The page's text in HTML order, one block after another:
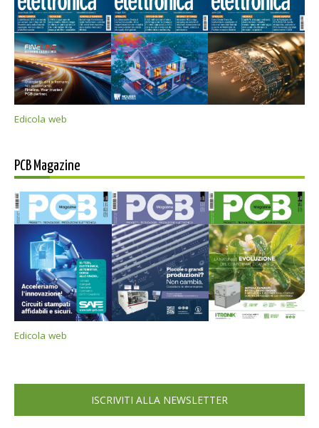
Edicola web
PCB Magazine
Edicola web
ISCRIVITI ALLA NEWSLETTER